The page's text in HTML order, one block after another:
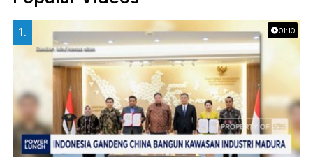
01:10
1.